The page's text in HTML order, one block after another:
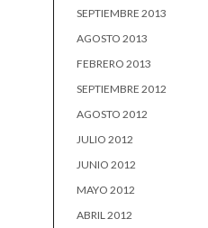
SEPTIEMBRE 2013
AGOSTO 2013
FEBRERO 2013
SEPTIEMBRE 2012
AGOSTO 2012
JULIO 2012
JUNIO 2012
MAYO 2012
ABRIL 2012